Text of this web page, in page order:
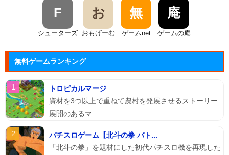
F
シューターズ
お
おもげーむ
無
ゲームnet
庵
ゲームの庵
無料ゲームランキング
トロピカルマージ
資材を3つ以上で重ねて農村を発展させるストーリー
展開のあるマ...
パチスロゲーム【北斗の拳 バト...
「北斗の拳」を題材にした初代パチスロ機を再現した